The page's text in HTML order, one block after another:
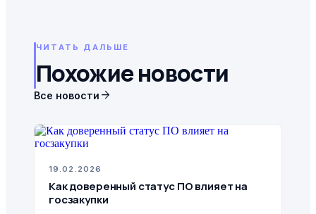
ЧИТАТЬ ДАЛЬШЕ
Похожие новости
Все новости arrow_forward
19.02.2026
Как доверенный статус ПО влияет на
госзакупки